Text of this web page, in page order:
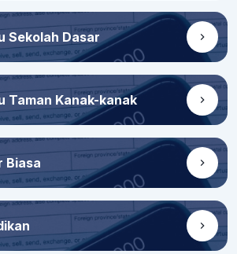
Sekolah Dasar
Taman Kanak-kanak
Biasa